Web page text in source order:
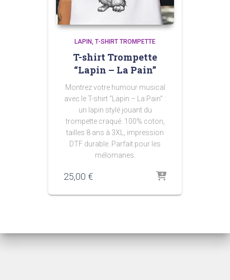
LAPIN T-SHIRT TROMPETTE
T-shirt Trompette
“Lapin – La Pain”
Montrez votre humour musical
avec le T-shirt “Lapin – La Pain” :
un lapin stylé jouant du
trompette craqué. 100% coton,
tailles 8 ans à 3XL, impression
DTF durable. Parfait pour les
mélomanes.
25,00 €